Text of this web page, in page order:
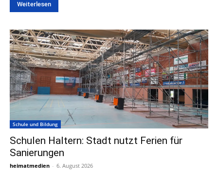
Weiterlesen
Schule und Bildung
Schulen Haltern: Stadt nutzt Ferien für
Sanierungen
heimatmedien - 6. August 2026